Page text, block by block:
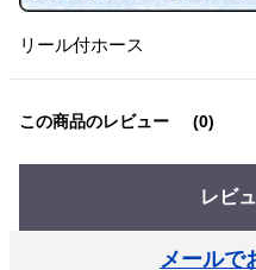
リール付ホース
この商品のレビュー (0)
レビ
メールで